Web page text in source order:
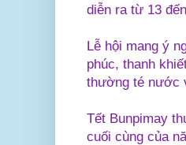
diễn ra từ 13
Lễ hội mang ý
phúc, thanh
thường té nước
Tết Bunpimay
cuối cùng của